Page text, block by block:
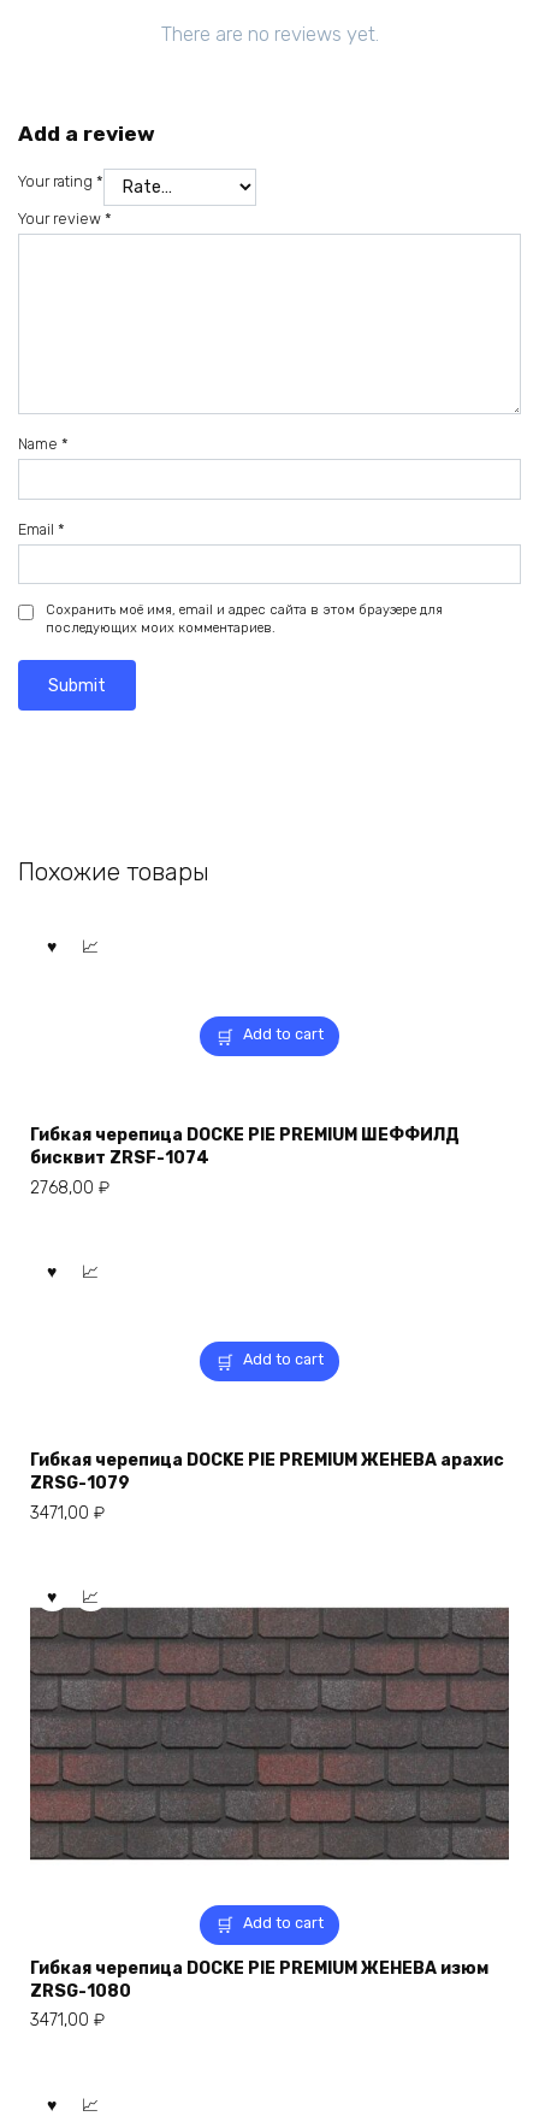
There are no reviews yet.
Add a review
Your rating *
Your review *
Name *
Email *
Сохранить моё имя, email и адрес сайта в этом браузере для
последующих моих комментариев.
Похожие товары
Add to cart
Гибкая черепица DOCKE PIE PREMIUM ШЕФФИЛД
бисквит ZRSF-1074
2768,00 ₽
Add to cart
Гибкая черепица DOCKE PIE PREMIUM ЖЕНЕВА арахис
ZRSG-1079
3471,00 ₽
Add to cart
Гибкая черепица DOCKE PIE PREMIUM ЖЕНЕВА изюм
ZRSG-1080
3471,00 ₽